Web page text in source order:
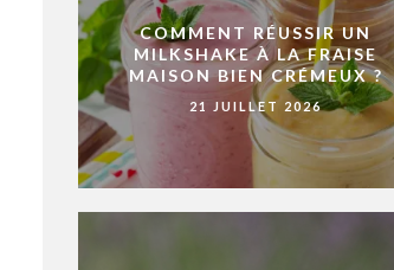
COMMENT RÉUSSIR UN
MILKSHAKE À LA FRAISE
MAISON BIEN CRÉMEUX ?
21 JUILLET 2026